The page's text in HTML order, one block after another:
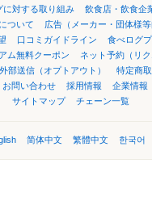
に対する取り組み
飲食店・飲食企
ついて
広告（メーカー・団体様
口コミガイドライン
食べログ
ム無料クーポン
ネット予約（リク
外部送信（オプトアウト）
特定商
お問い合わせ 採用情報 企業情報
サイトマップ
チェーン一覧
简体中文 繁體中文 한국어